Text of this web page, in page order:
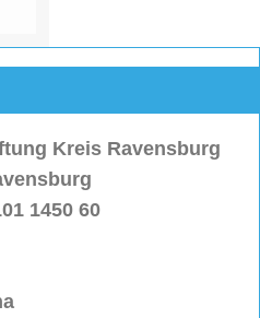
Kreis Ravensburg
1450 60